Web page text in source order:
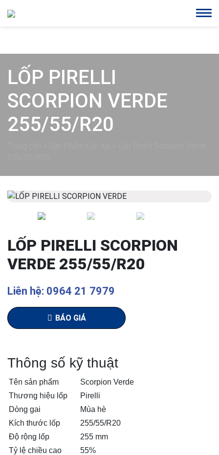
LỐP PIRELLI
SCORPION VERDE
255/55/R20
Previous
LỐP PIRELLI SCORPION
VERDE 255/55/R20
Liên hệ: 0964 21 7979
BÁO GIÁ
Thông số kỹ thuật
Tên sản phẩm
Scorpion Verde
Thương hiệu lốp
Pirelli
Dòng gai
Mùa hè
Kích thước lốp
255/55/R20
Độ rộng lốp
255 mm
Tỷ lệ chiều cao
55%